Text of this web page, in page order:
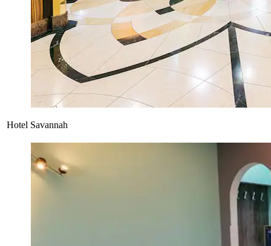
Hotel Savannah